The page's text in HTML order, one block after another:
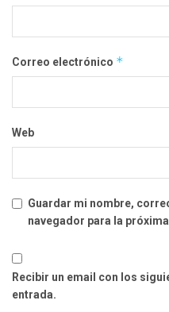
Correo electrónico *
Web
Guardar mi nombre,
navegador para la
Recibir un email con los
entrada.